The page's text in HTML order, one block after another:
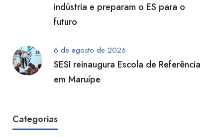
indústria e preparam o ES para o
futuro
6 de agosto de 2026
SESI reinaugura Escola de Referência
em Maruípe
Categorias